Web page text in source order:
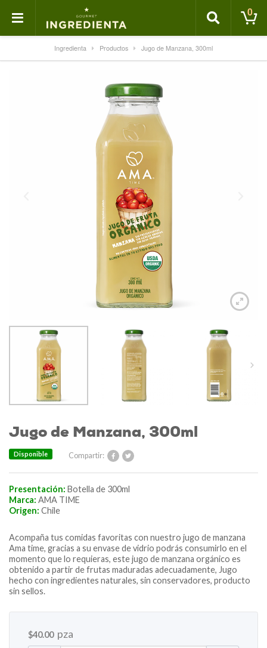
0
Ingredienta Productos Jugo de Manzana, 300ml
Jugo de Manzana, 300ml
Compartir:
Disponible
Presentación: Botella de 300ml
Marca: AMA TIME
Origen: Chile
Acompaña tus comidas favoritas con nuestro jugo de manzana
Ama time, gracias a su envase de vidrio podrás consumirlo en el
momento que lo requieras, este jugo de manzana orgánico es
obtenido a partir de frutas maduradas adecuadamente, Jugo
hecho con ingredientes naturales, sin conservadores, producto
sin sellos.
$40.00 pza